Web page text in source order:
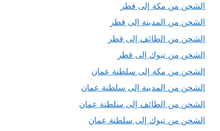
الشحن من مكة إلى قطر
الشحن من المدينة إلى قطر
الشحن من الطائف إلى قطر
الشحن من تبوك إلى قطر
الشحن من مكة إلى سلطنة عمان
الشحن من المدينة إلى سلطنة عمان
الشحن من الطائف إلى سلطنة عمان
الشحن من تبوك إلى سلطنة عمان